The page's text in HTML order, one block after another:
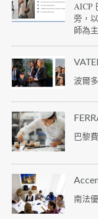
AICP
旁，
師為
波爾
巴黎
南法